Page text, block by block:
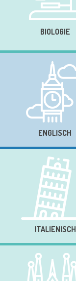
BIOLOGIE
ENGLISCH
ITALIENISCH